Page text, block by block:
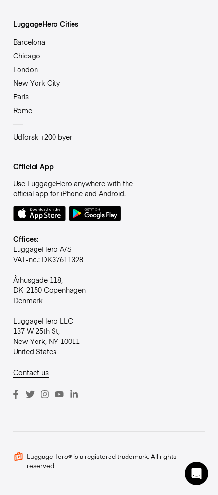
LuggageHero Cities
Barcelona
Chicago
London
New York City
Paris
Rome
Udforsk +200 byer
Official App
Use LuggageHero anywhere with the
official app for iPhone and Android.
Offices:
LuggageHero A/S
VAT-no.: DK37611328
Århusgade 118,
DK-2150 Copenhagen
Denmark
LuggageHero LLC
137 W 25th St,
New York, NY 10011
United States
Contact us
LuggageHero® is a registered trademark. All rights
reserved.